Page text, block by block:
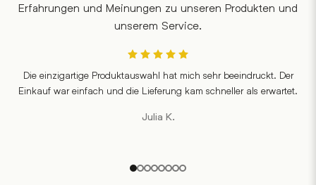
Erfahrungen und Meinungen zu unseren Produkten und
unserem Service.
Die einzigartige Produktauswahl hat mich sehr beeindruckt. Der
Einkauf war einfach und die Lieferung kam schneller als erwartet.
Julia K.